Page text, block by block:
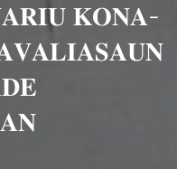
𝐊𝐎𝐍𝐀-